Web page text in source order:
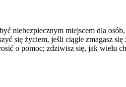
niebezpiecznym miejscem dla
się życiem, jeśli ciągle zmagasz
o pomoc; zdziwisz się, jak wielu